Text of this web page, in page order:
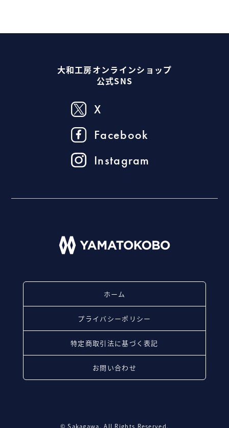
大和工房オンラインショップ
公式SNS
X
Facebook
Instagram
ホーム
プライバシーポリシー
特定商取引法に基づく表記
お問い合わせ
© Sakagawa. All Rights Reserved.